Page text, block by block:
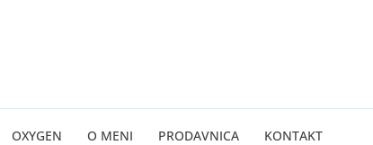
OXYGEN O MENI PRODAVNICA KONTAKT